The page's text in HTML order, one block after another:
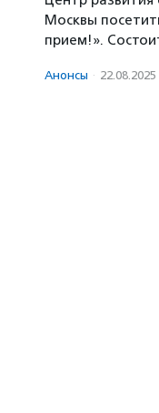
Москвы
прием!».
Анонсы · 22.08.2025